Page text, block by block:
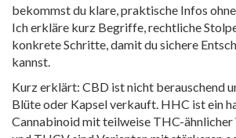
bekommst du klare, praktische Infos
Ich erkläre kurz Begriffe, rechtliche
konkrete Schritte, damit du sichere
kannst.
Kurz erklärt: CBD ist nicht berauschend
Blüte oder Kapsel verkauft. HHC ist ein
Cannabinoid mit teilweise THC-